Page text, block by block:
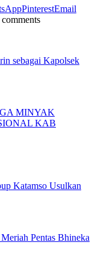
PinterestEmail
sebagai Kapolsek
MINYAK
KAB
Katamso Usulkan
Pentas Bhineka